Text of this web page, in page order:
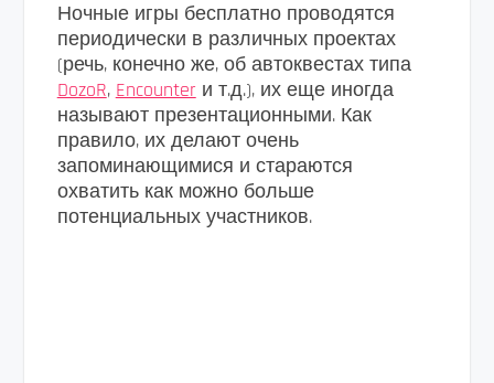
Ночные игры бесплатно проводятся
периодически в различных проектах
(речь, конечно же, об автоквестах типа
DozoR, Encounter и т.д.), их еще иногда
называют презентационными. Как
правило, их делают очень
запоминающимися и стараются
охватить как можно больше
потенциальных участников.